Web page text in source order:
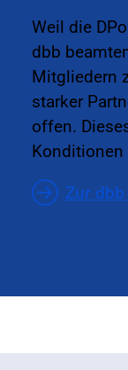
Weil die
dbb
Mitgliedern
starker
offen.
Konditionen
Zur